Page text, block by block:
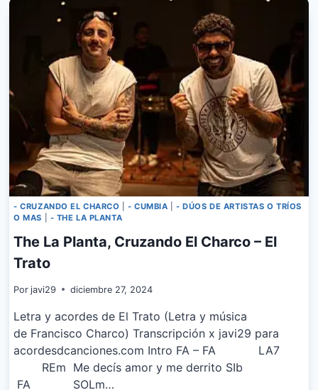
THE
PLANTA
FINGI
DEMENCIA
- CRUZANDO EL CHARCO |- CUMBIA |- DÚOS DE ARTISTAS O TRÍOS
O MAS
- THE LA PLANTA
The La Planta, Cruzando El Charco – El
Trato
Por javi29 diciembre 27, 2024
Letra y acordes de El Trato (Letra y música
de Francisco Charco) Transcripción x javi29 para
acordesdcanciones.com Intro FA – FA LA7
REm Me decís amor y me derrito SIb
FA SOLm…